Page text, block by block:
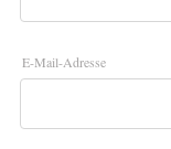
E-Mail-Adresse